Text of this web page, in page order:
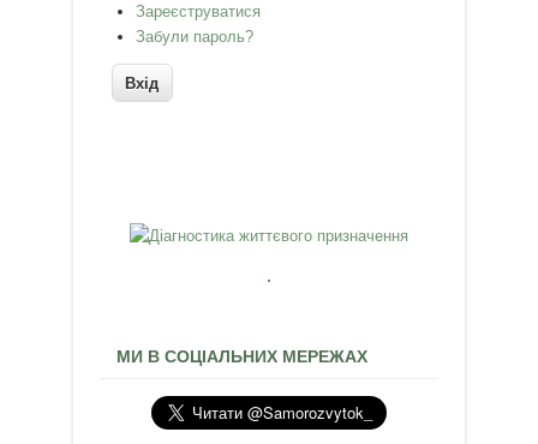
Зареєструватися
Забули пароль?
МИ В СОЦІАЛЬНИХ МЕРЕЖАХ